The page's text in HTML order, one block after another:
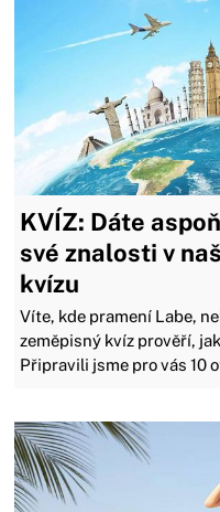
KVÍZ: Dáte
své znalosti v
kvízu
Víte, kde pramení Labe,
zeměpisný kvíz prověří,
Připravili jsme pro vás 10